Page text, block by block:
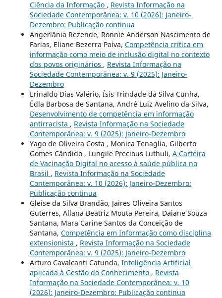
Ciência da Informação , Revista Informação na
Sociedade Contemporânea: v. 10 (2026): Janeiro-
Dezembro: Publicação continua
Angerlânia Rezende, Ronnie Anderson Nascimento de
Farias, Eliane Bezerra Paiva, Competência crítica em
informação como meio de inclusão digital no contexto
dos povos originários , Revista Informação na
Sociedade Contemporânea: v. 9 (2025): Janeiro-
Dezembro
Erinaldo Dias Valério, Ísis Trindade da Silva Cunha,
Édla Barbosa de Santana, André Luiz Avelino da Silva,
Desenvolvimento de competência em informação
antirracista , Revista Informação na Sociedade
Contemporânea: v. 9 (2025): Janeiro-Dezembro
Yago de Oliveira Costa , Monica Tenaglia, Gilberto
Gomes Cândido , Lungile Precious Luthuli, A Carteira
de Vacinação Digital no acesso à saúde pública no
Brasil , Revista Informação na Sociedade
Contemporânea: v. 10 (2026): Janeiro-Dezembro:
Publicação continua
Gleise da Silva Brandão, Jaires Oliveira Santos
Guterres, Allana Beatriz Mouta Pereira, Daiane Souza
Santana, Mara Carine Santos da Conceição de
Santana, Competência em Informação como disciplina
extensionista , Revista Informação na Sociedade
Contemporânea: v. 9 (2025): Janeiro-Dezembro
Arturo Cavalcanti Catunda, Inteligência Artificial
aplicada à Gestão do Conhecimento , Revista
Informação na Sociedade Contemporânea: v. 10
(2026): Janeiro-Dezembro: Publicação continua